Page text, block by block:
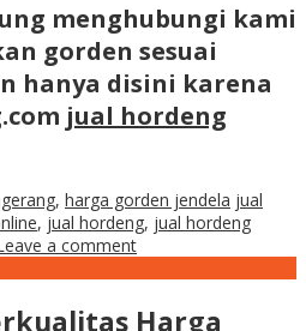
menghubungi kami
gorden sesuai
hanya disini karena
jual hordeng
, harga gorden jendela jual
, jual hordeng, jual hordeng
a comment
Harga